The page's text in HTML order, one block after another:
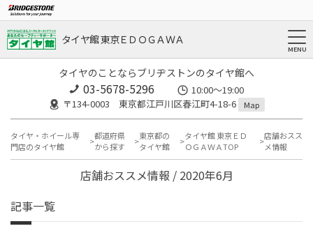
タイヤ館 東京ＥＤＯＧＡＷＡ
タイヤのことならブリヂストンのタイヤ館へ
03-5678-5296
10:00～19:00
〒134-0003 東京都江戸川区春江町4-18-6
Map
タイヤ・ホイール専
門店のタイヤ館
都道府県
から探す
東京都の
タイヤ館
タイヤ館 東京ＥＤ
ＯＧＡＷＡTOP
店舗おスス
メ情報
店舗おススメ情報 / 2020年6月
記事一覧